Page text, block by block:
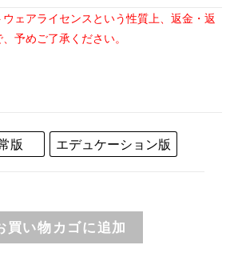
ェアライセンスという性質上、返金・返
予めご了承ください。
版 エデュケーション版
買い物カゴに追加